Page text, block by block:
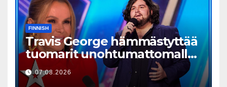
FINNISH
Travis George hämmästyttää
tuomarit unohtumattomalla
esityksellään
07.08.2026